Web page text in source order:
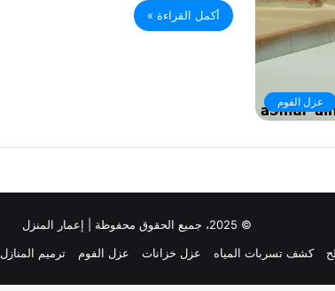
عزل الفوم
أكمل القراءة »
© 2025، جميع الحقوق محفوظة | إعمار المنزل
كشف تسربات المياه عزل خزانات عزل الفوم ترميم المنازل